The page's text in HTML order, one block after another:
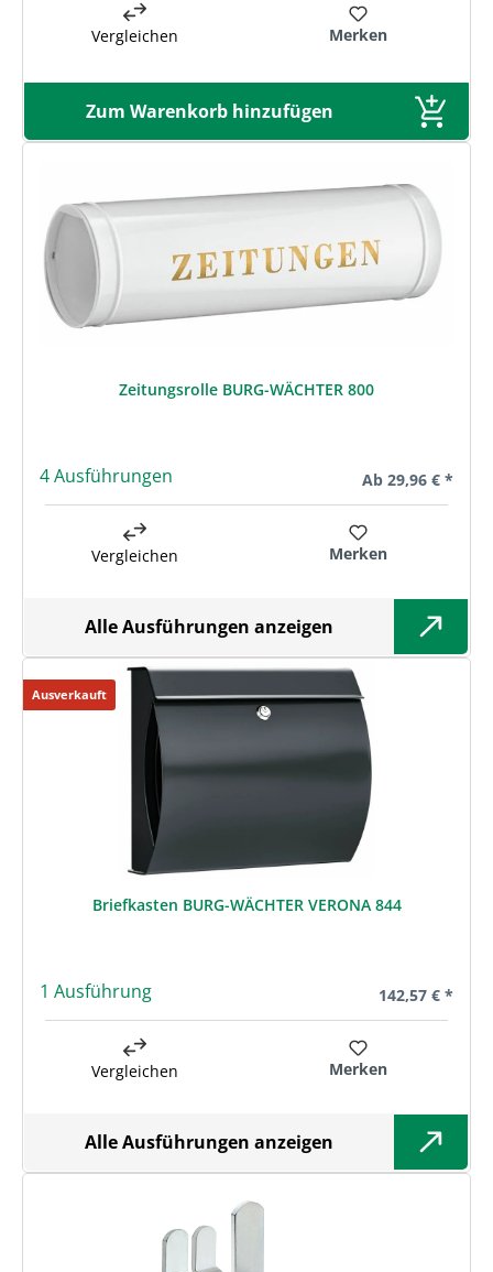
Vergleichen Merken
Zum Warenkorb hinzufügen
Zeitungsrolle BURG-WÄCHTER 800
4 Ausführungen Regulärer Preis:
Ab 29,96 € *
Vergleichen Merken
Alle Ausführungen anzeigen
Ausverkauft
Briefkasten BURG-WÄCHTER VERONA 844
1 Ausführung Regulärer
142,57 € *
Vergleichen Merken
Alle Ausführungen anzeigen